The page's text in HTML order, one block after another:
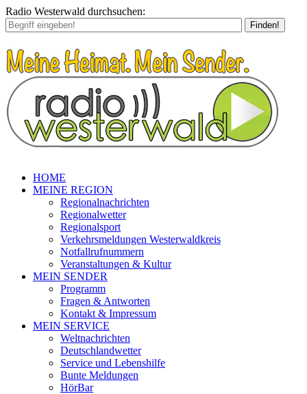
Radio Westerwald durchsuchen:
Finden!
HOME
MEINE REGION
Regionalnachrichten
Regionalwetter
Regionalsport
Verkehrsmeldungen Westerwaldkreis
Notfallrufnummern
Veranstaltungen & Kultur
MEIN SENDER
Programm
Fragen & Antworten
Kontakt & Impressum
MEIN SERVICE
Weltnachrichten
Deutschlandwetter
Service und Lebenshilfe
Bunte Meldungen
HörBar